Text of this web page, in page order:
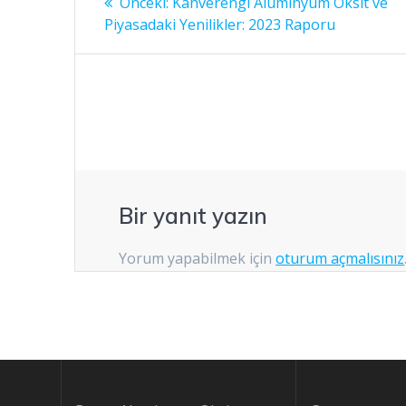
gezinmesi
yazı:
Piyasadaki Yenilikler: 2023 Raporu
Bir yanıt yazın
Yorum yapabilmek içinoturum açmalısınız